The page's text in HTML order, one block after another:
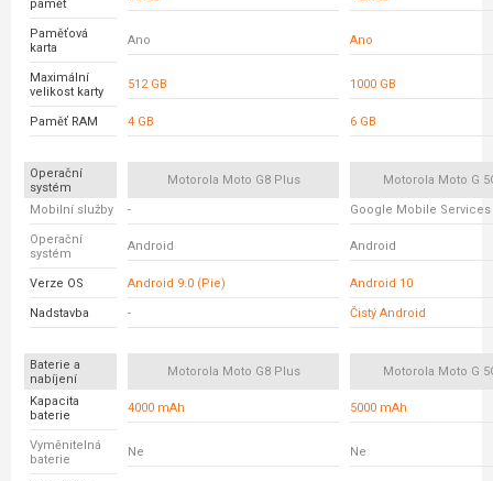
paměť
Paměťová
karta
Ano Ano
Maximální
velikost karty
512 GB 1000 GB
Paměť RAM 4 GB 6 GB
Operační
systém
Motorola Moto G8 Plus Motorola Moto G
Mobilní služby - Google Mobile Services
Operační
systém
Android Android
Verze OS Android 9.0 (Pie) Android 10
Nadstavba - Čistý Android
Baterie a
nabíjení
Motorola Moto G8 Plus Motorola Moto G
Kapacita
baterie
4000 mAh 5000 mAh
Vyměnitelná
baterie
Ne Ne